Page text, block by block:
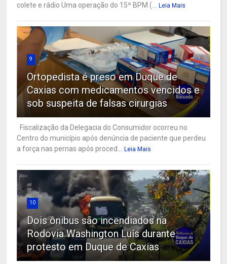
colete e rádio Uma operação do 15º BPM (...
Leia Mais
9
Ortopedista é preso em Duque de
Caxias com medicamentos vencidos e
sob suspeita de falsas cirurgias
Fiscalização da Delegacia do Consumidor ocorreu no
Centro do município após denúncia de paciente que perdeu
a força nas pernas após proced...
Leia Mais
10
Dois ônibus são incendiados na
Rodovia Washington Luís durante
protesto em Duque de Caxias